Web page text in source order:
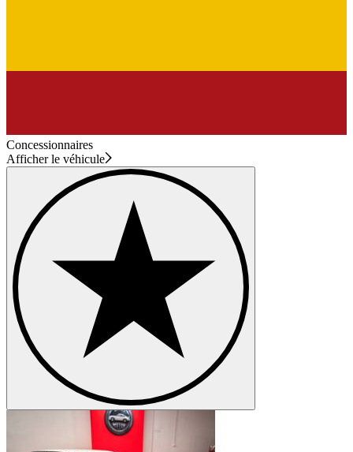
Concessionnaires
Afficher le véhicule